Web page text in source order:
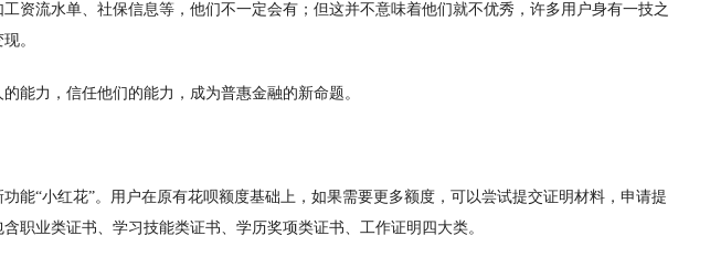
资流水单、社保信息等，他们不一定会有；但这并不意味着他们就不优秀，许多用户身有一技之
。
能力，信任他们的能力，成为普惠金融的新命题。
能“小红花”。用户在原有花呗额度基础上，如果需要更多额度，可以尝试提交证明材料，申请提
职业类证书、学习技能类证书、学历奖项类证书、工作证明四大类。